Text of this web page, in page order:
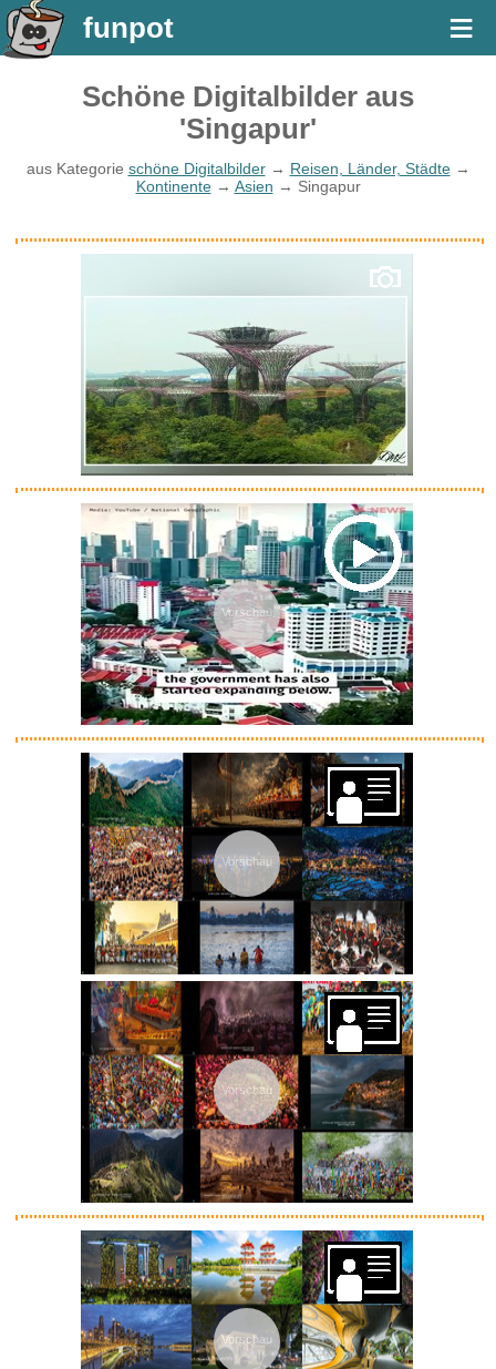
funpot ≡
Schöne Digitalbilder aus
'Singapur'
aus Kategorie schöne Digitalbilder→ Reisen, Länder, Städte→
Kontinente→ Asien → Singapur
Vorschau
Vorschau
Vorschau
Vorschau